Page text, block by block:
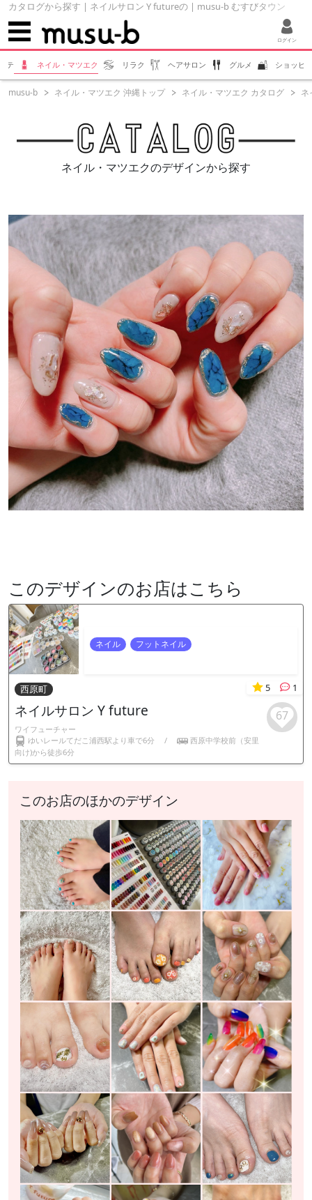
カタログから探す | ネイルサロン Y futureの | musu-b むすびタウン
ログイン
テ ネイル・マツエク リラク ヘアサロン グルメ ショッピ
musu-b ネイル・マツエク 沖縄トップ ネイル・マツエク カタログ ネ
ネイル・マツエクのデザインから探す
このデザインのお店はこちら
ネイル フットネイル
西原町 5 1
ネイルサロン Y future
ワイフューチャー
ゆいレールてだこ浦西駅より車で6分
/
西原中学校前（安里
向け)から徒歩6分
67
このお店のほかのデザイン